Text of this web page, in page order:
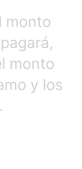
monto
monto
y los